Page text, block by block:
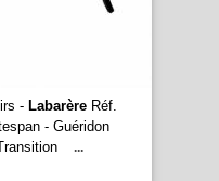
- LabarèreRéf.
- Guéridon
...